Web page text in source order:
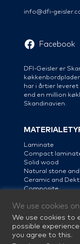
info@dfi-
Facebook
DFI-Geisler er
har i årtier
end en million
Skandinavien.
Laminate
Compact
Solid wood
Natural stone
Ceramic and
Composite
Steel
We use cookies
We use cookies to
possible
you agree to this.